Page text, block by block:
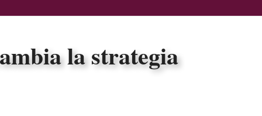
la strategia